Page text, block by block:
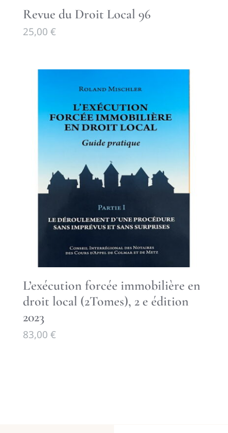
Revue du Droit Local 96
25,00 €
L’exécution forcée immobilière en
droit local (2Tomes), 2 e édition
2023
83,00 €